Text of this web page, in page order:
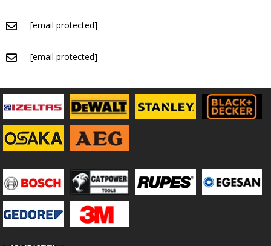
[email protected]
[email protected]